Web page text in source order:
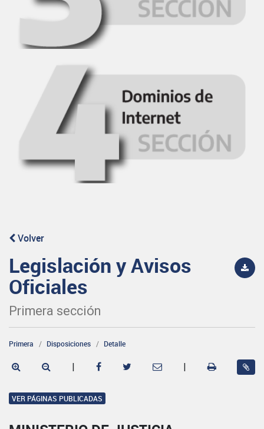
Volver
Legislación y Avisos
Oficiales
Primera sección
Primera Disposiciones Detalle
| |
VER PÁGINAS PUBLICADAS